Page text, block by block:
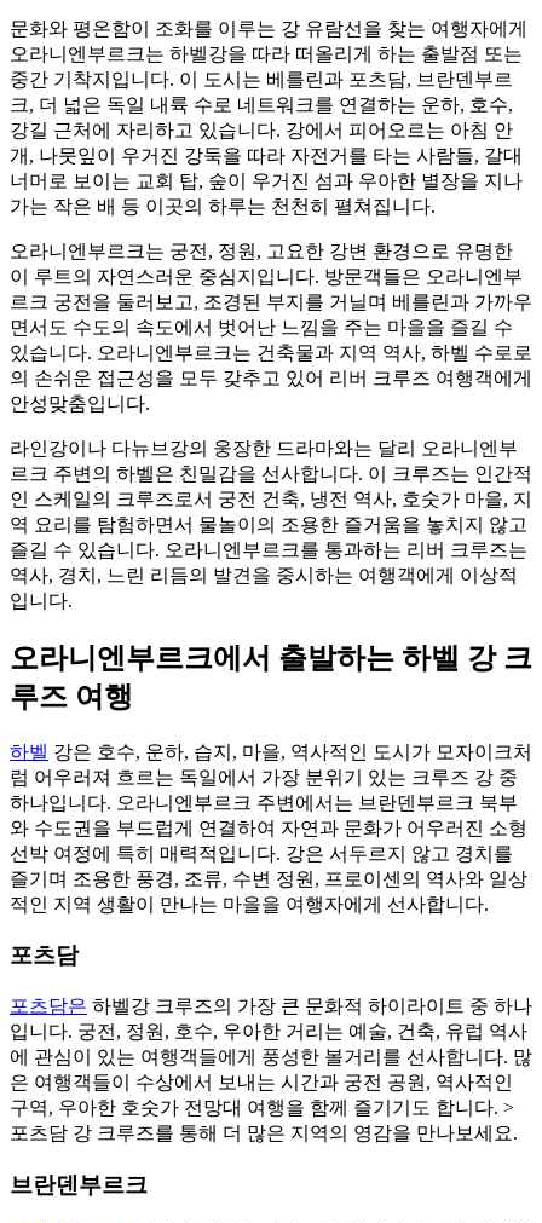
문화와 평온함이 조화를 이루는 강 유람선을 찾는 여행자에게
오라니엔부르크는 하벨강을 따라 떠올리게 하는 출발점 또는
중간 기착지입니다. 이 도시는 베를린과 포츠담, 브란덴부르
크, 더 넓은 독일 내륙 수로 네트워크를 연결하는 운하, 호수,
강길 근처에 자리하고 있습니다. 강에서 피어오르는 아침 안
개, 나뭇잎이 우거진 강둑을 따라 자전거를 타는 사람들, 갈대
너머로 보이는 교회 탑, 숲이 우거진 섬과 우아한 별장을 지나
가는 작은 배 등 이곳의 하루는 천천히 펼쳐집니다.
오라니엔부르크는 궁전, 정원, 고요한 강변 환경으로 유명한
이 루트의 자연스러운 중심지입니다. 방문객들은 오라니엔부
르크 궁전을 둘러보고, 조경된 부지를 거닐며 베를린과 가까우
면서도 수도의 속도에서 벗어난 느낌을 주는 마을을 즐길 수
있습니다. 오라니엔부르크는 건축물과 지역 역사, 하벨 수로로
의 손쉬운 접근성을 모두 갖추고 있어 리버 크루즈 여행객에게
안성맞춤입니다.
라인강이나 다뉴브강의 웅장한 드라마와는 달리 오라니엔부
르크 주변의 하벨은 친밀감을 선사합니다. 이 크루즈는 인간적
인 스케일의 크루즈로서 궁전 건축, 냉전 역사, 호숫가 마을, 지
역 요리를 탐험하면서 물놀이의 조용한 즐거움을 놓치지 않고
즐길 수 있습니다. 오라니엔부르크를 통과하는 리버 크루즈는
역사, 경치, 느린 리듬의 발견을 중시하는 여행객에게 이상적
입니다.
오라니엔부르크에서 출발하는 하벨 강 크
루즈 여행
하벨 강은 호수, 운하, 습지, 마을, 역사적인 도시가 모자이크처
럼 어우러져 흐르는 독일에서 가장 분위기 있는 크루즈 강 중
하나입니다. 오라니엔부르크 주변에서는 브란덴부르크 북부
와 수도권을 부드럽게 연결하여 자연과 문화가 어우러진 소형
선박 여정에 특히 매력적입니다. 강은 서두르지 않고 경치를
즐기며 조용한 풍경, 조류, 수변 정원, 프로이센의 역사와 일상
적인 지역 생활이 만나는 마을을 여행자에게 선사합니다.
포츠담
포츠담은 하벨강 크루즈의 가장 큰 문화적 하이라이트 중 하나
입니다. 궁전, 정원, 호수, 우아한 거리는 예술, 건축, 유럽 역사
에 관심이 있는 여행객들에게 풍성한 볼거리를 선사합니다. 많
은 여행객들이 수상에서 보내는 시간과 궁전 공원, 역사적인
구역, 우아한 호숫가 전망대 여행을 함께 즐기기도 합니다. >
포츠담 강 크루즈를 통해 더 많은 지역의 영감을 만나보세요.
브란덴부르크